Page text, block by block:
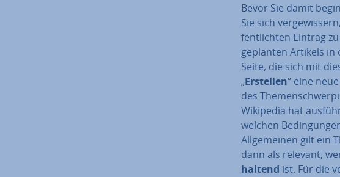
Bevor Sie damit
Sie sich
fent­lich­ten Eintrag
geplanten Artikels in
Seite, die sich mit
„Erstellen“ eine
des
Wikipedia hat
welchen
All­ge­mei­nen gilt ein
dann als relevant,
hal­tend ist. Für die